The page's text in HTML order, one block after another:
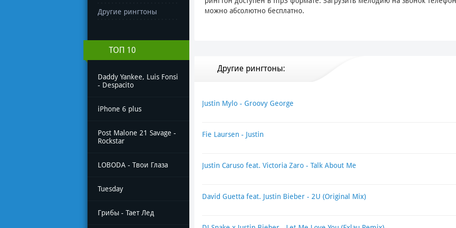
Другие рингтоны
ТОП 10
Daddy Yankee, Luis Fonsi
- Despacito
iPhone 6 plus
Post Malone 21 Savage -
Rockstar
LOBODA - Твои Глаза
Tuesday
Грибы - Тает Лед
можно абсолютно бесплатно.
Другие рингтоны:
Justin Mylo - Groovy George
Fie Lаursen - Justin
Justin Caruso feat. Victoria Zaro - Talk About Me
David Guetta feat. Justin Bieber - 2U (Original Mix)